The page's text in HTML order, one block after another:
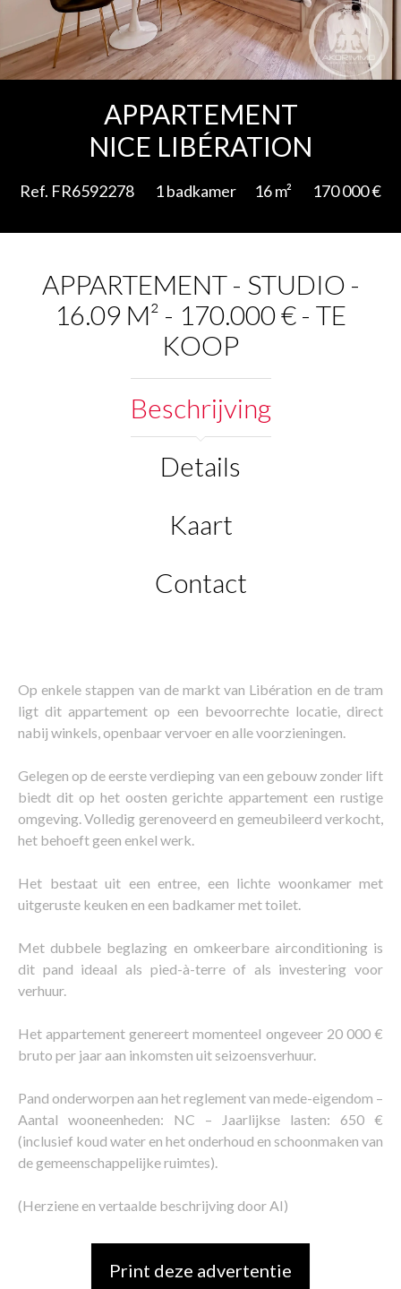
APPARTEMENT
NICE LIBÉRATION
Ref. FR6592278 1 badkamer 16 m² 170 000 €
APPARTEMENT - STUDIO -
16.09 M² - 170.000 € - TE
KOOP
Beschrijving
Details
Kaart
Contact
Op enkele stappen van de markt van Libération en de tram
ligt dit appartement op een bevoorrechte locatie, direct
nabij winkels, openbaar vervoer en alle voorzieningen.
Gelegen op de eerste verdieping van een gebouw zonder lift
biedt dit op het oosten gerichte appartement een rustige
omgeving. Volledig gerenoveerd en gemeubileerd verkocht,
het behoeft geen enkel werk.
Het bestaat uit een entree, een lichte woonkamer met
uitgeruste keuken en een badkamer met toilet.
Met dubbele beglazing en omkeerbare airconditioning is
dit pand ideaal als pied-à-terre of als investering voor
verhuur.
Het appartement genereert momenteel ongeveer 20 000 €
bruto per jaar aan inkomsten uit seizoensverhuur.
Pand onderworpen aan het reglement van mede-eigendom –
Aantal wooneenheden: NC – Jaarlijkse lasten: 650 €
(inclusief koud water en het onderhoud en schoonmaken van
de gemeenschappelijke ruimtes).
(Herziene en vertaalde beschrijving door AI)
Print deze advertentie